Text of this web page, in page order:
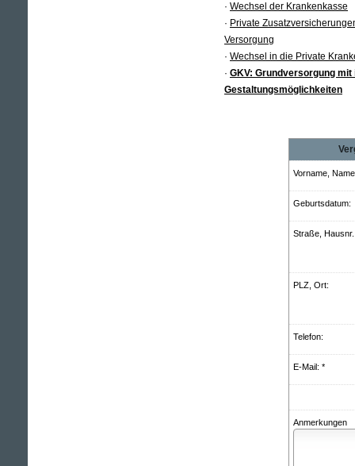
· Wechsel der Krankenkasse
· Private
Versorgung
· Wechsel in die Private
· GKV: Grundversorgung mit
Gestaltungsmöglichkeiten
Vorname,
Geburts­datum:
Straße,
PLZ, Ort:
Telefon:
E-Mail: *
Anmerkungen